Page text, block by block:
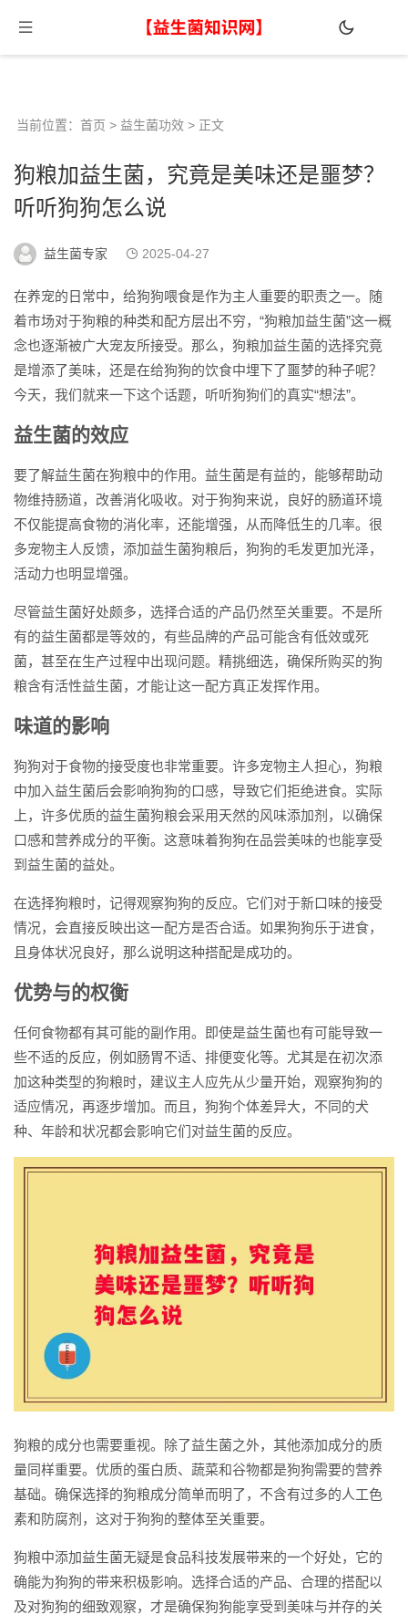
当前位置： 首页 > 益生菌功效 > 正文
狗粮加益生菌，究竟是美味还是噩梦？
听听狗狗怎么说
益生菌专家 2025-04-27
在养宠的日常中，给狗狗喂食是作为主人重要的职责之一。随
着市场对于狗粮的种类和配方层出不穷，“狗粮加益生菌”这一概
念也逐渐被广大宠友所接受。那么，狗粮加益生菌的选择究竟
是增添了美味，还是在给狗狗的饮食中埋下了噩梦的种子呢？
今天，我们就来一下这个话题，听听狗狗们的真实“想法”。
益生菌的效应
要了解益生菌在狗粮中的作用。益生菌是有益的，能够帮助动
物维持肠道，改善消化吸收。对于狗狗来说，良好的肠道环境
不仅能提高食物的消化率，还能增强，从而降低生的几率。很
多宠物主人反馈，添加益生菌狗粮后，狗狗的毛发更加光泽，
活动力也明显增强。
尽管益生菌好处颇多，选择合适的产品仍然至关重要。不是所
有的益生菌都是等效的，有些品牌的产品可能含有低效或死
菌，甚至在生产过程中出现问题。精挑细选，确保所购买的狗
粮含有活性益生菌，才能让这一配方真正发挥作用。
味道的影响
狗狗对于食物的接受度也非常重要。许多宠物主人担心，狗粮
中加入益生菌后会影响狗狗的口感，导致它们拒绝进食。实际
上，许多优质的益生菌狗粮会采用天然的风味添加剂，以确保
口感和营养成分的平衡。这意味着狗狗在品尝美味的也能享受
到益生菌的益处。
在选择狗粮时，记得观察狗狗的反应。它们对于新口味的接受
情况，会直接反映出这一配方是否合适。如果狗狗乐于进食，
且身体状况良好，那么说明这种搭配是成功的。
优势与的权衡
任何食物都有其可能的副作用。即使是益生菌也有可能导致一
些不适的反应，例如肠胃不适、排便变化等。尤其是在初次添
加这种类型的狗粮时，建议主人应先从少量开始，观察狗狗的
适应情况，再逐步增加。而且，狗狗个体差异大，不同的犬
种、年龄和状况都会影响它们对益生菌的反应。
狗粮的成分也需要重视。除了益生菌之外，其他添加成分的质
量同样重要。优质的蛋白质、蔬菜和谷物都是狗狗需要的营养
基础。确保选择的狗粮成分简单而明了，不含有过多的人工色
素和防腐剂，这对于狗狗的整体至关重要。
狗粮中添加益生菌无疑是食品科技发展带来的一个好处，它的
确能为狗狗的带来积极影响。选择合适的产品、合理的搭配以
及对狗狗的细致观察，才是确保狗狗能享受到美味与并存的关